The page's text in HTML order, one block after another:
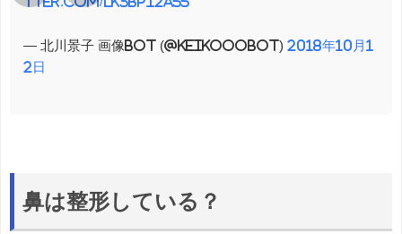
— 北川景子 画像bot (@keikooobot) 2018年10月1
2日
鼻は整形している？